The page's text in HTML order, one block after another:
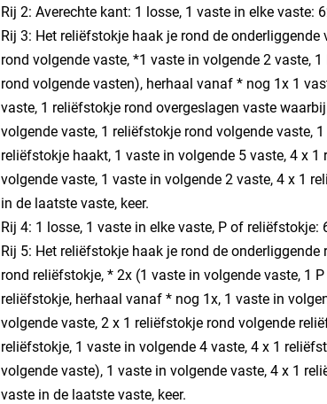
Rij 2: Averechte kant: 1 losse, 1 vaste in elke vaste:
Rij 3: Het reliëfstokje haak je rond de
rond volgende vaste, *1 vaste in volgende 2 vaste,
rond volgende vasten), herhaal vanaf * nog 1x 1
vaste, 1 reliëfstokje rond overgeslagen vaste
volgende vaste, 1 reliëfstokje rond volgende vaste,
reliëfstokje haakt, 1 vaste in volgende 5 vaste, 4 x
volgende vaste, 1 vaste in volgende 2 vaste, 4 x 1
in de laatste vaste, keer.
Rij 4: 1 losse, 1 vaste in elke vaste, P of reliëfstokje:
Rij 5: Het reliëfstokje haak je rond de
rond reliëfstokje, * 2x (1 vaste in volgende vaste, 1
reliëfstokje, herhaal vanaf * nog 1x, 1 vaste in
volgende vaste, 2 x 1 reliëfstokje rond volgende
reliëfstokje, 1 vaste in volgende 4 vaste, 4 x 1
volgende vaste), 1 vaste in volgende vaste, 4 x 1
vaste in de laatste vaste, keer.